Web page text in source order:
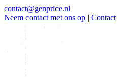
contact@genprice.nl
Neem contact met ons op | Contact